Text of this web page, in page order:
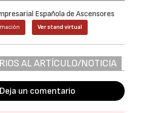
Española de Ascensores
Ver stand virtual
AL ARTÍCULO/NOTICIA
Deja un comentario